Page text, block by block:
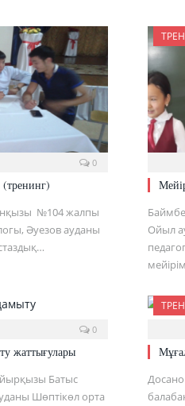
0
№104 жалпы
Әуезов ауданы
Ойыл
0
жаттығулары
Батыс
Шөптікөл орта